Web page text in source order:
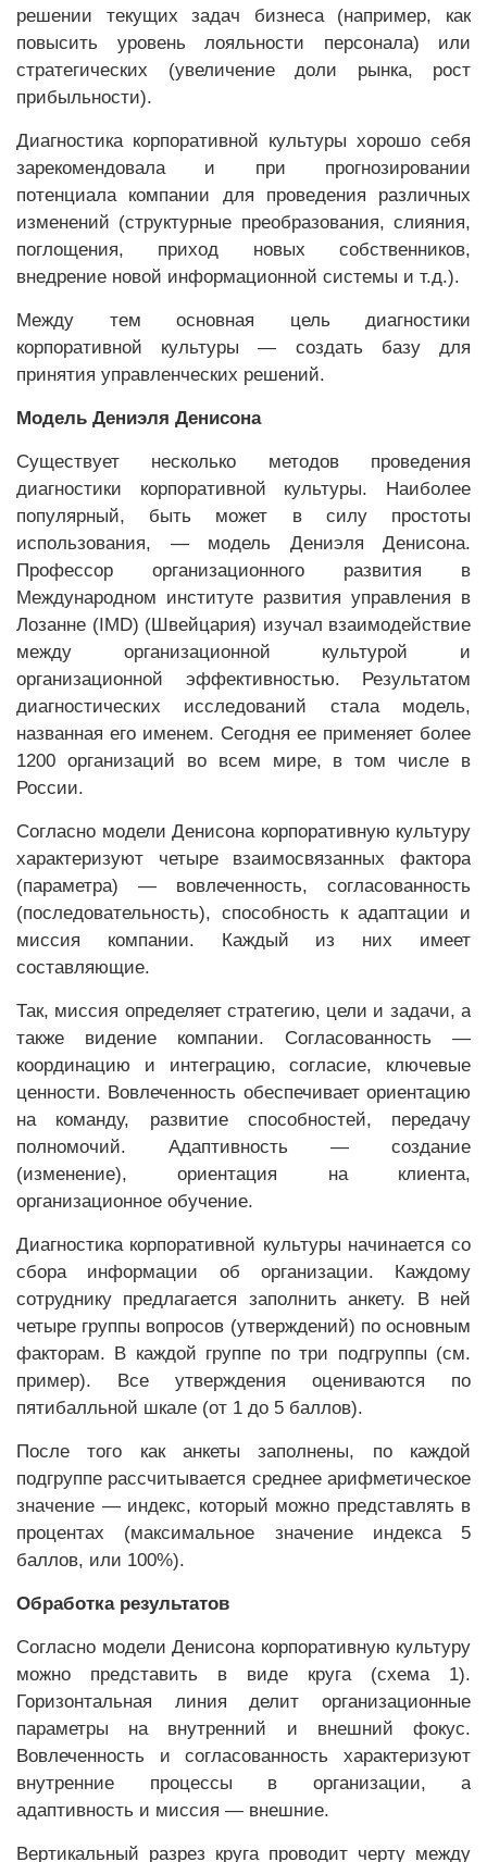
решении текущих задач бизнеса (например, как
повысить уровень лояльности персонала) или
стратегических (увеличение доли рынка, рост
прибыльности).
Диагностика корпоративной культуры хорошо себя
зарекомендовала и при прогнозировании
потенциала компании для проведения различных
изменений (структурные преобразования, слияния,
поглощения, приход новых собственников,
внедрение новой информационной системы и т.д.).
Между тем основная цель диагностики
корпоративной культуры — создать базу для
принятия управленческих решений.
Модель Дениэля Денисона
Существует несколько методов проведения
диагностики корпоративной культуры. Наиболее
популярный, быть может в силу простоты
использования, — модель Дениэля Денисона.
Профессор организационного развития в
Международном институте развития управления в
Лозанне (IMD) (Швейцария) изучал взаимодействие
между организационной культурой и
организационной эффективностью. Результатом
диагностических исследований стала модель,
названная его именем. Сегодня ее применяет более
1200 организаций во всем мире, в том числе в
России.
Согласно модели Денисона корпоративную культуру
характеризуют четыре взаимосвязанных фактора
(параметра) — вовлеченность, согласованность
(последовательность), способность к адаптации и
миссия компании. Каждый из них имеет
составляющие.
Так, миссия определяет стратегию, цели и задачи, а
также видение компании. Согласованность —
координацию и интеграцию, согласие, ключевые
ценности. Вовлеченность обеспечивает ориентацию
на команду, развитие способностей, передачу
полномочий. Адаптивность — создание
(изменение), ориентация на клиента,
организационное обучение.
Диагностика корпоративной культуры начинается со
сбора информации об организации. Каждому
сотруднику предлагается заполнить анкету. В ней
четыре группы вопросов (утверждений) по основным
факторам. В каждой группе по три подгруппы (см.
пример). Все утверждения оцениваются по
пятибалльной шкале (от 1 до 5 баллов).
После того как анкеты заполнены, по каждой
подгруппе рассчитывается среднее арифметическое
значение — индекс, который можно представлять в
процентах (максимальное значение индекса 5
баллов, или 100%).
Обработка результатов
Согласно модели Денисона корпоративную культуру
можно представить в виде круга (схема 1).
Горизонтальная линия делит организационные
параметры на внутренний и внешний фокус.
Вовлеченность и согласованность характеризуют
внутренние процессы в организации, а
адаптивность и миссия — внешние.
Вертикальный разрез круга проводит черту между